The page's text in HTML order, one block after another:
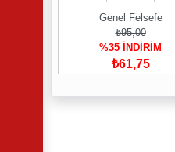
Genel Felsefe
₺95,00
%35 İNDİRİM
₺61,75